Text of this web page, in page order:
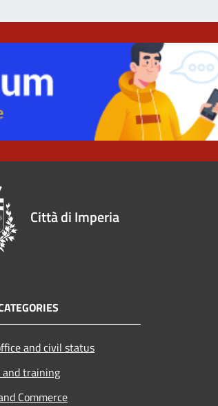
Città di Imperia
and civil status
training
Commerce